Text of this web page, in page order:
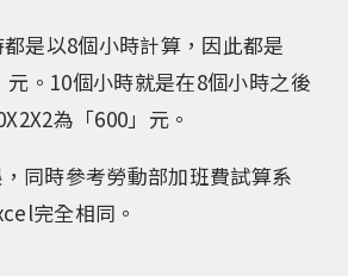
是以8個小時計算，因此都是
元。10個小時就是在8個小時之後
為「600」元。
同時參考勞動部加班費試算系
完全相同。